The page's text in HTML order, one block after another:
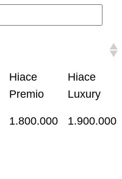
Hiace
Premio
Hiace
Luxury
1.800.000 1.900.000